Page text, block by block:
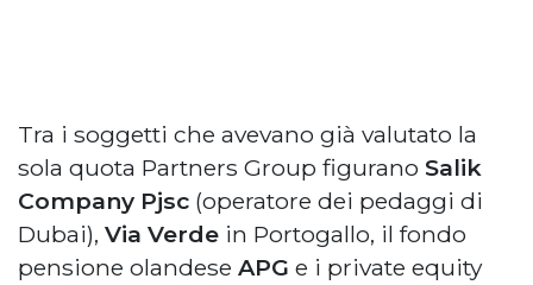
Tra i soggetti che avevano già valutato la
sola quota Partners Group figurano Salik
Company Pjsc (operatore dei pedaggi di
Dubai), Via Verde in Portogallo, il fondo
pensione olandese APG e i private equity